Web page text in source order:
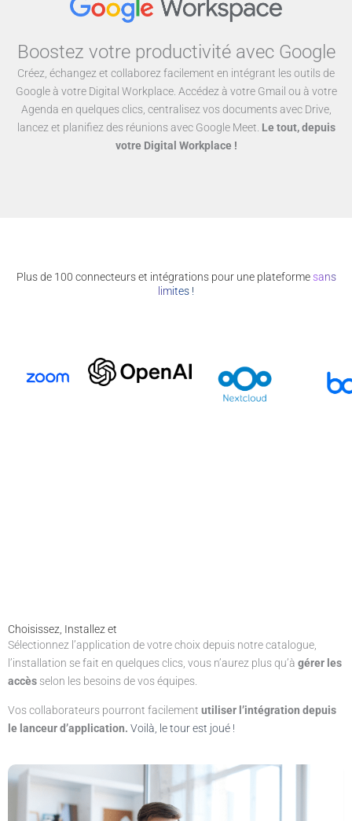
Boostez votre productivité avec Google
Créez, échangez et collaborez facilement en intégrant les outils de
Google à votre Digital Workplace. Accédez à votre Gmail ou à votre
Agenda en quelques clics, centralisez vos documents avec Drive,
lancez et planifiez des réunions avec Google Meet. Le tout, depuis
votre Digital Workplace !
Plus de 100 connecteurs et intégrations pour une plateformesans
limites !
Choisissez, Installez et
Sélectionnez l’application de votre choix depuis notre catalogue,
l’installation se fait en quelques clics, vous n’aurez plus qu’à gérer les
accès selon les besoins de vos équipes.
Vos collaborateurs pourront facilement utiliser l’intégration depuis
le lanceur d’application. Voilà, le tour est joué !